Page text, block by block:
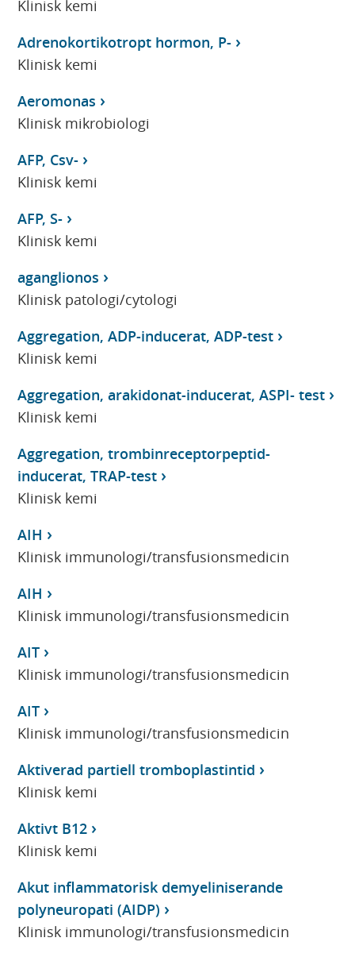
Klinisk kemi
Adrenokortikotropt hormon, P-
Klinisk kemi
Aeromonas
Klinisk mikrobiologi
AFP, Csv-
Klinisk kemi
AFP, S-
Klinisk kemi
aganglionos
Klinisk patologi/cytologi
Aggregation, ADP-inducerat, ADP-test
Klinisk kemi
Aggregation, arakidonat-inducerat, ASPI- test
Klinisk kemi
Aggregation, trombinreceptorpeptid-
inducerat, TRAP-test
Klinisk kemi
AIH
Klinisk immunologi/transfusionsmedicin
AIH
Klinisk immunologi/transfusionsmedicin
AIT
Klinisk immunologi/transfusionsmedicin
AIT
Klinisk immunologi/transfusionsmedicin
Aktiverad partiell tromboplastintid
Klinisk kemi
Aktivt B12
Klinisk kemi
Akut inflammatorisk demyeliniserande
polyneuropati (AIDP)
Klinisk immunologi/transfusionsmedicin